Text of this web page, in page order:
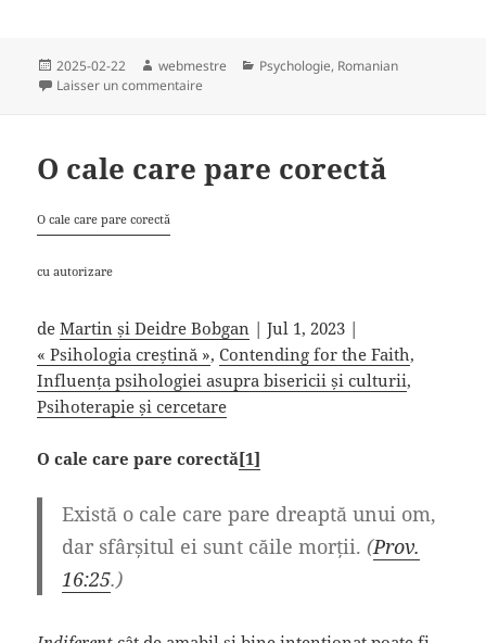
Publié
le
2025-02-22 Auteur
webmestre Catégories
Psychologie, Romanian
Laisser un commentaire
O cale care pare corectă
O cale care pare corectă
cu autorizare
deMartin și Deidre Bobgan | Jul 1, 2023 |
« Psihologia creștină »,Contending for the Faith,
Influența psihologiei asupra bisericii și culturii,
Psihoterapie și cercetare
O cale care pare corectă[1]
Există o cale care pare dreaptă unui om,
dar sfârșitul ei suntcăile morții. (Prov.
16:25.)